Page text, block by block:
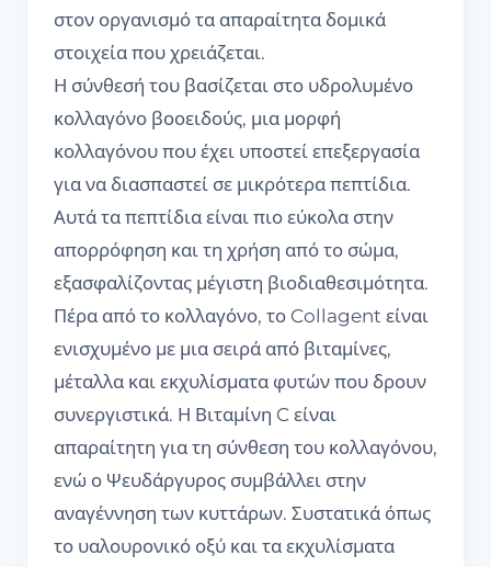
στον οργανισμό τα απαραίτητα δομικά
στοιχεία που χρειάζεται.
Η σύνθεσή του βασίζεται στο υδρολυμένο
κολλαγόνο βοοειδούς, μια μορφή
κολλαγόνου που έχει υποστεί επεξεργασία
για να διασπαστεί σε μικρότερα πεπτίδια.
Αυτά τα πεπτίδια είναι πιο εύκολα στην
απορρόφηση και τη χρήση από το σώμα,
εξασφαλίζοντας μέγιστη βιοδιαθεσιμότητα.
Πέρα από το κολλαγόνο, το Collagent είναι
ενισχυμένο με μια σειρά από βιταμίνες,
μέταλλα και εκχυλίσματα φυτών που δρουν
συνεργιστικά. Η Βιταμίνη C είναι
απαραίτητη για τη σύνθεση του κολλαγόνου,
ενώ ο Ψευδάργυρος συμβάλλει στην
αναγέννηση των κυττάρων. Συστατικά όπως
το υαλουρονικό οξύ και τα εκχυλίσματα